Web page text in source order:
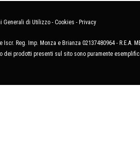
Generali di Utilizzo - Cookies - Privacy
Reg. Imp. Monza e Brianza 02137480964 - R.E.A.
dei prodotti presenti sul sito sono puramente